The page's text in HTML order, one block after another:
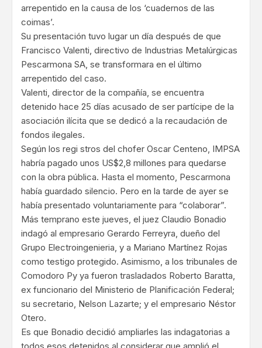
arrepentido en la causa de los ‘cuadernos de las
coimas’.
Su presentación tuvo lugar un día después de que
Francisco Valenti, directivo de Industrias Metalúrgicas
Pescarmona SA, se transformara en el último
arrepentido del caso.
Valenti, director de la compañía, se encuentra
detenido hace 25 días acusado de ser partícipe de la
asociación ilícita que se dedicó a la recaudación de
fondos ilegales.
Según los regi stros del chofer Oscar Centeno, IMPSA
habría pagado unos US$2,8 millones para quedarse
con la obra pública. Hasta el momento, Pescarmona
había guardado silencio. Pero en la tarde de ayer se
había presentado voluntariamente para “colaborar”.
Más temprano este jueves, el juez Claudio Bonadio
indagó al empresario Gerardo Ferreyra, dueño del
Grupo Electroingenieria, y a Mariano Martínez Rojas
como testigo protegido. Asimismo, a los tribunales de
Comodoro Py ya fueron trasladados Roberto Baratta,
ex funcionario del Ministerio de Planificación Federal;
su secretario, Nelson Lazarte; y el empresario Néstor
Otero.
Es que Bonadio decidió ampliarles las indagatorias a